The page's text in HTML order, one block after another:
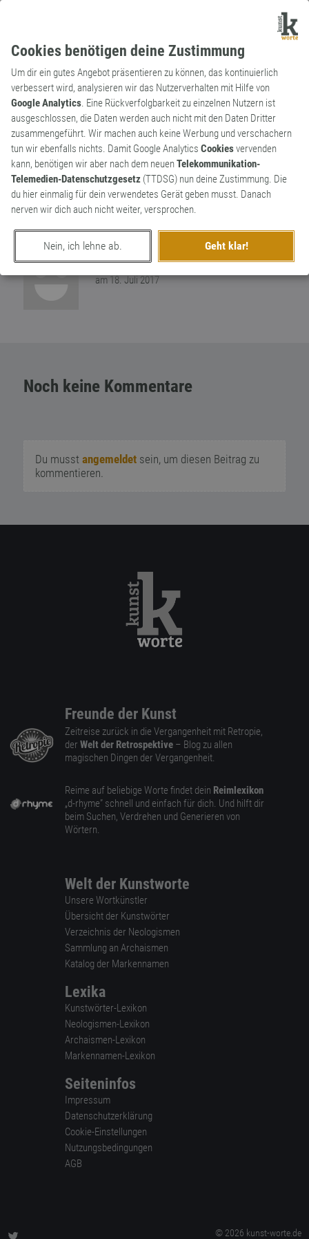
Cookies benötigen deine Zustimmung
Um dir ein gutes Angebot präsentieren zu können, das kontinuierlich
verbessert wird, analysieren wir das Nutzerverhalten mit Hilfe von
Google Analytics. Eine Rückverfolgbarkeit zu einzelnen Nutzern ist
ausgeschlossen, die Daten werden auch nicht mit den Daten Dritter
zusammengeführt. Wir machen auch keine Werbung und verschachern
tun wir ebenfalls nichts. Damit Google Analytics Cookiesvervenden
kann, benötigen wir aber nach dem neuenTelekommunikation-
Telemedien-Datenschutzgesetz (TTDSG) nun deine Zustimmung. Die
du hier einmalig für dein verwendetes Gerät geben musst. Danach
nerven wir dich auch nicht weiter, versprochen.
Nein, ich lehne ab. Geht klar!
Markenname
Substantiv
Fön
Markenname eines Haartockners, der 1908
unter dem Namen FOEN (abgeleitet vom
homophonen Fallwind ‚Föhn‘) auf den Markt
erschaffen von
am 18. Juli 2017
Noch keine Kommentare
Du musst angemeldetsein, um diesen Beitrag zu
kommentieren.
Freunde der Kunst
Zeitreise zurück in die Vergangenheit mit Retropie,
der Welt der Retrospektive – Blog zu allen
magischen Dingen der Vergangenheit.
Reime auf beliebige Worte findet dein Reimlexikon
„d-rhyme” schnell und einfach für dich. Und hilft dir
beim Suchen, Verdrehen und Generieren von
Wörtern.
Welt der Kunstworte
Unsere Wortkünstler
Übersicht der Kunstwörter
Verzeichnis der Neologismen
Sammlung an Archaismen
Katalog der Markennamen
Lexika
Kunstwörter-Lexikon
Neologismen-Lexikon
Archaismen-Lexikon
Markennamen-Lexikon
Seiteninfos
Impressum
Datenschutzerklärung
Cookie-Einstellungen
Nutzungsbedingungen
AGB
© 2026 kunst-worte.de